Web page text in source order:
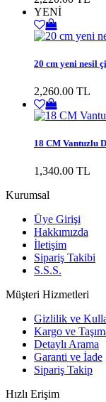
YENİ
20 cm yeni nesil
2,260.00 TL
18 CM Vantuzlu
1,340.00 TL
Kurumsal
Üye Girişi
Hakkımızda
İletişim
Sipariş Takibi
S.S.S.
Müşteri Hizmetleri
Gizlilik ve
Kargo ve
Detaylı Arama
Garanti ve İade
Sipariş Takip
Hızlı Erişim